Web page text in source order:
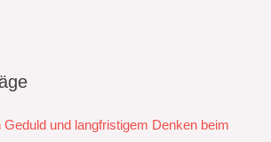
Geduld und langfristigem Denken beim